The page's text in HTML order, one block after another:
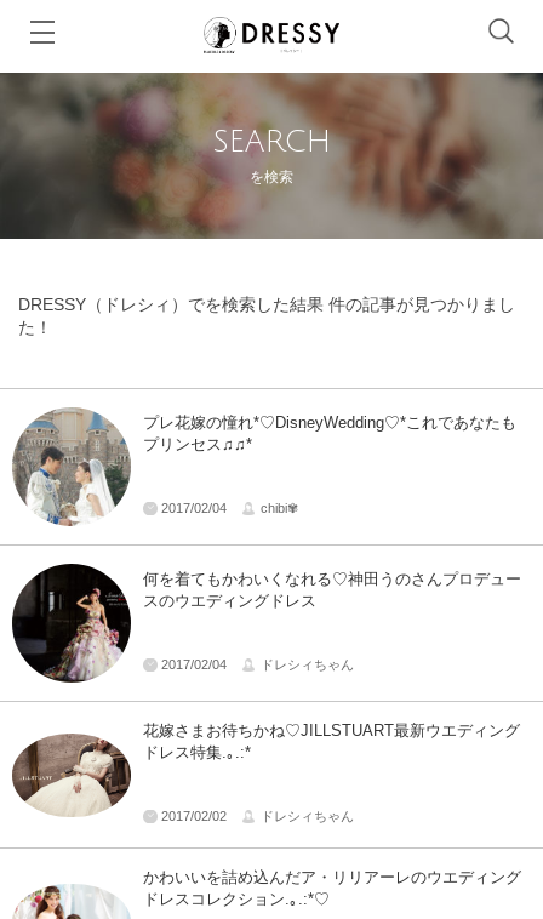
SEARCH
を検索
DRESSY（ドレシィ）でを検索した結果 件の記事が見つかりまし
た！
プレ花嫁の憧れ*♡DisneyWedding♡*これであなたも
プリンセス♫♫*
2017/02/04 chibi✾
何を着てもかわいくなれる♡神田うのさんプロデュー
スのウエディングドレス
2017/02/04 ドレシィちゃん
花嫁さまお待ちかね♡JILLSTUART最新ウエディング
ドレス特集.｡.:*
2017/02/02 ドレシィちゃん
かわいいを詰め込んだア・リリアーレのウエディング
ドレスコレクション.｡.:*♡